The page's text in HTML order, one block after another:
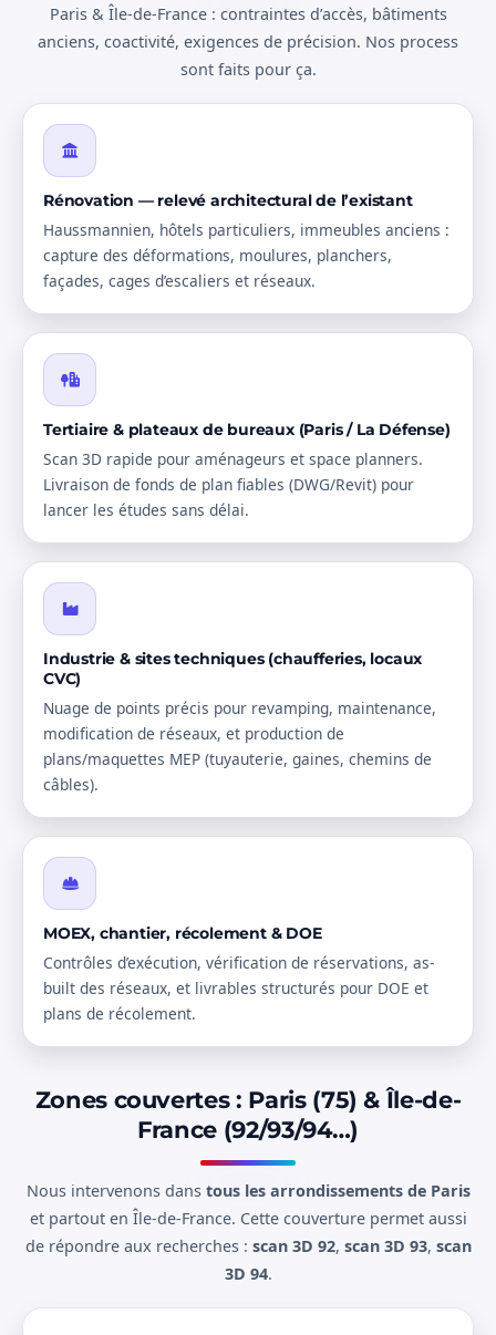
Paris & Île-de-France : contraintes d’accès, bâtiments
anciens, coactivité, exigences de précision. Nos process
sont faits pour ça.
Rénovation — relevé architectural de l’existant
Haussmannien, hôtels particuliers, immeubles anciens :
capture des déformations, moulures, planchers,
façades, cages d’escaliers et réseaux.
Tertiaire & plateaux de bureaux (Paris / La Défense)
Scan 3D rapide pour aménageurs et space planners.
Livraison de fonds de plan fiables (DWG/Revit) pour
lancer les études sans délai.
Industrie & sites techniques (chaufferies, locaux
CVC)
Nuage de points précis pour revamping, maintenance,
modification de réseaux, et production de
plans/maquettes MEP (tuyauterie, gaines, chemins de
câbles).
MOEX, chantier, récolement & DOE
Contrôles d’exécution, vérification de réservations, as-
built des réseaux, et livrables structurés pour DOE et
plans de récolement.
Zones couvertes : Paris (75) & Île-de-
France (92/93/94…)
Nous intervenons dans tous les arrondissements de Paris
et partout en Île-de-France. Cette couverture permet aussi
de répondre aux recherches : scan 3D 92, scan 3D 93, scan
3D 94.